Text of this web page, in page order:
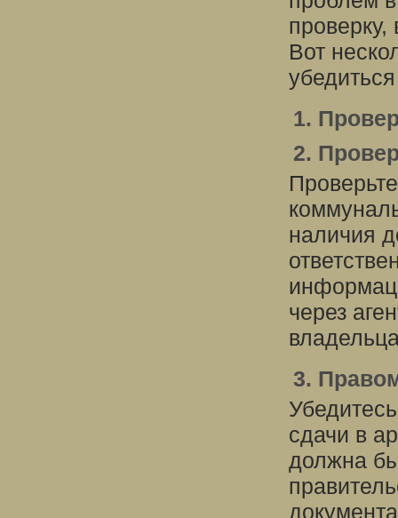
Вот
1.
2.
наличия
через
3.
сдачи в
должна